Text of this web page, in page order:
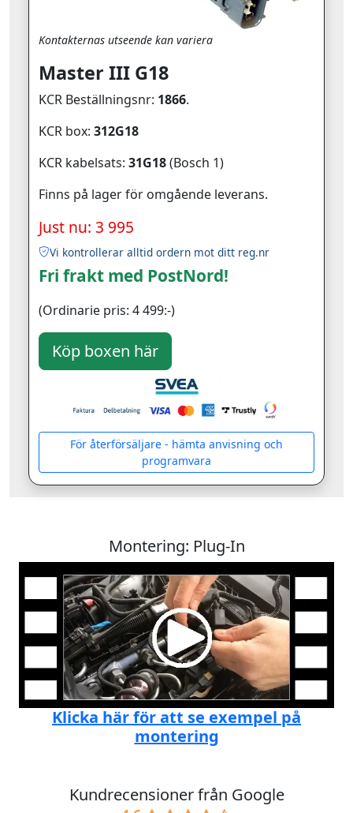
Kontakternas utseende kan variera
Master III G18
KCR Beställningsnr: 1866.
KCR box: 312G18
KCR kabelsats: 31G18(Bosch 1)
Finns på lager för omgående leverans.
Just nu: 3 995
Vi kontrollerar alltid ordern mot ditt reg.nr
Fri frakt med PostNord!
(Ordinarie pris: 4 499:-)
För återförsäljare - hämta anvisning och
programvara
Montering: Plug-In
Klicka här för att se exempel på
montering
Kundrecensioner från Google